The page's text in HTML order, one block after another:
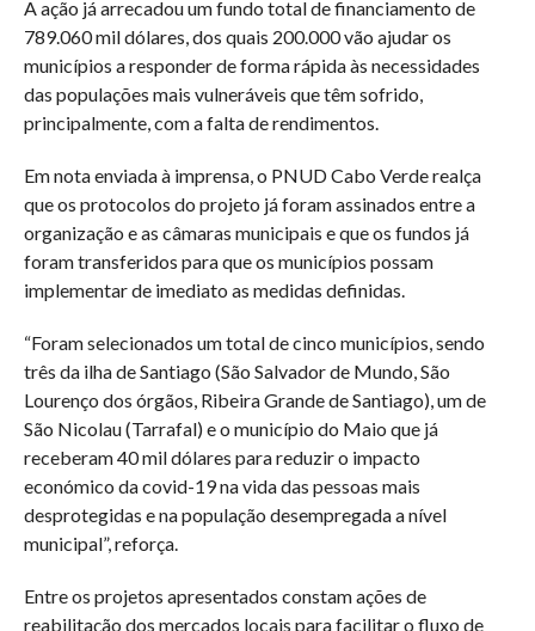
A ação já arrecadou um fundo total de financiamento de
789.060 mil dólares, dos quais 200.000 vão ajudar os
municípios a responder de forma rápida às necessidades
das populações mais vulneráveis que têm sofrido,
principalmente, com a falta de rendimentos.
Em nota enviada à imprensa, o PNUD Cabo Verde realça
que os protocolos do projeto já foram assinados entre a
organização e as câmaras municipais e que os fundos já
foram transferidos para que os municípios possam
implementar de imediato as medidas definidas.
“Foram selecionados um total de cinco municípios, sendo
três da ilha de Santiago (São Salvador de Mundo, São
Lourenço dos órgãos, Ribeira Grande de Santiago), um de
São Nicolau (Tarrafal) e o município do Maio que já
receberam 40 mil dólares para reduzir o impacto
económico da covid-19 na vida das pessoas mais
desprotegidas e na população desempregada a nível
municipal”, reforça.
Entre os projetos apresentados constam ações de
reabilitação dos mercados locais para facilitar o fluxo de